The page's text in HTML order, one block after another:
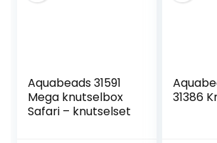
Aquabeads 31591
Mega knutselbox
Safari – knutselset
31386